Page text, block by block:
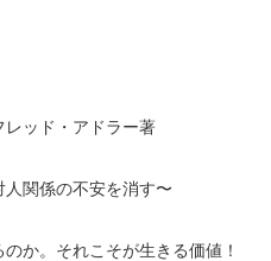
レッド・アドラー著
関係の不安を消す〜
か。それこそが生きる価値！